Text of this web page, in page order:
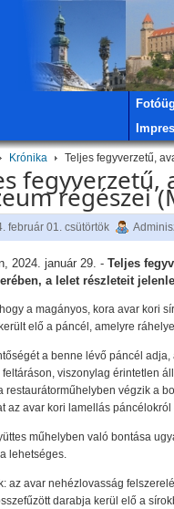
Krónika Teljes fegyverzetű,
régészei
február 01. csütörtök
2024. január 29. - Teljes
a lelet részleteit
a magányos, kora avar kori
elő a páncél, amelyre
a benne lévő páncél
feltáráson, viszonylag érintetlen
restaurátorműhelyben végzik a
az avar kori lamellás páncélokról
műhelyben való bontása
lehetséges.
az avar nehézlovasság
darabja kerül elő a